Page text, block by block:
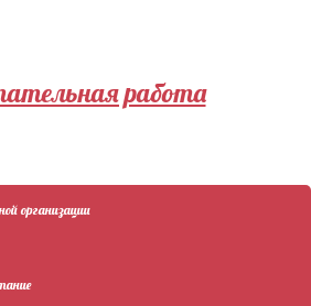
работа
организации